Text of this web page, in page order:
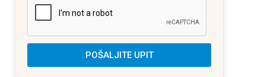
POŠALJITE UPIT